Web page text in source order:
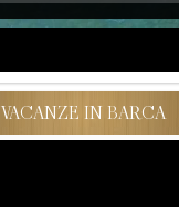
VACANZE IN BARCA